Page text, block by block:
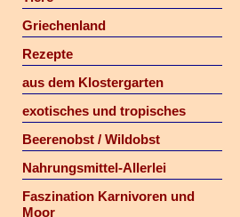
Griechenland
Rezepte
aus dem Klostergarten
exotisches und tropisches
Beerenobst / Wildobst
Nahrungsmittel-Allerlei
Faszination Karnivoren und
Moor